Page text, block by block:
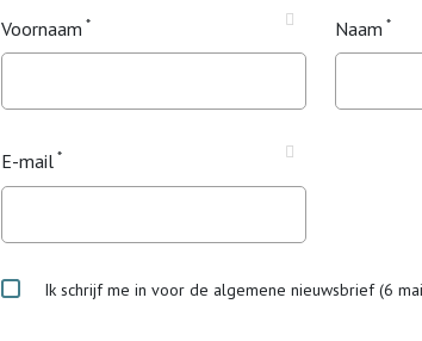
Voornaam Naam
E-mail
Ik schrijf me in voor de algemene nieuwsbrief (6